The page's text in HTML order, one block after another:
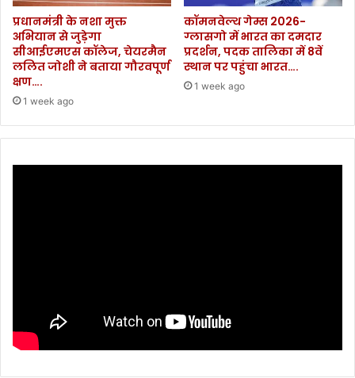
.
.
.
.
.
क्ष्य
को
पू
र्ण
क
र
ने
के
मु
प्रधानमंत्री के नशा मुक्त
अभियान से जुड़ेगा
सीआईएमएस कॉलेज, चेयरमैन
ललित जोशी ने बताया गौरवपूर्ण
क्षण….
1 week ago
कॉमनवेल्थ गेम्स 2026-
ग्लासगो में भारत का दमदार
प्रदर्शन, पदक तालिका में 8वें
स्थान पर पहुंचा भारत….
1 week ago